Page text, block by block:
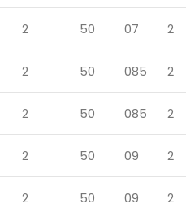
2 50 07 2
2 50 085 2
2 50 085 2
2 50 09 2
2 50 09 2